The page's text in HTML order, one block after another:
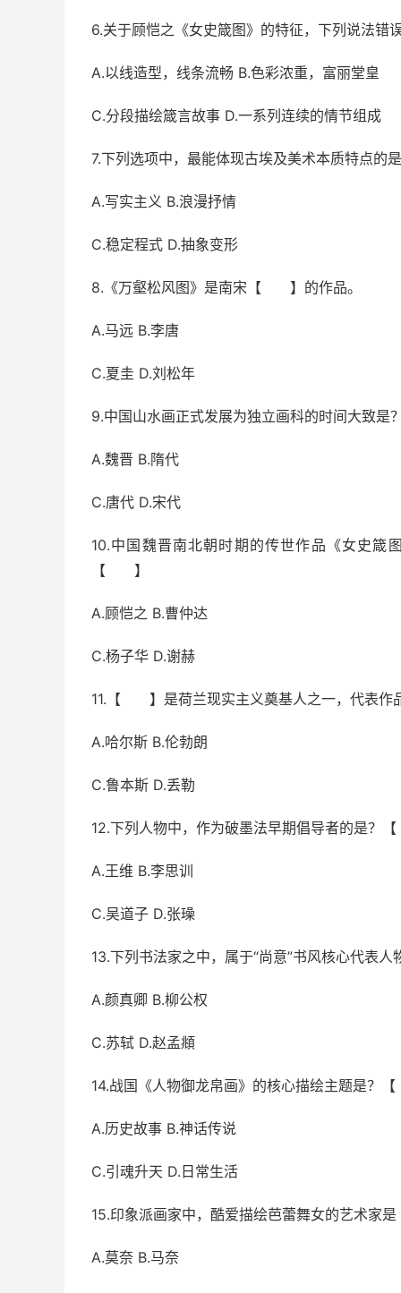
6.关于顾恺之《女史箴图》的特征，下列说法
A.以线造型，线条流畅 B.色彩浓重，富丽堂皇
C.分段描绘箴言故事 D.一系列连续的情节组成
7.下列选项中，最能体现古埃及美术本质特点
A.写实主义 B.浪漫抒情
C.稳定程式 D.抽象变形
8.《万壑松风图》是南宋【 】的作品。
A.马远 B.李唐
C.夏圭 D.刘松年
9.中国山水画正式发展为独立画科的时间大致
A.魏晋 B.隋代
C.唐代 D.宋代
10.中国魏晋南北朝时期的传世作品《女史箴
【 】
A.顾恺之 B.曹仲达
C.杨子华 D.谢赫
11.【 】是荷兰现实主义奠基人之一，代表作
A.哈尔斯 B.伦勃朗
C.鲁本斯 D.丢勒
12.下列人物中，作为破墨法早期倡导者的是？
A.王维 B.李思训
C.吴道子 D.张璪
13.下列书法家之中，属于“尚意”书风核心代表
A.颜真卿 B.柳公权
C.苏轼 D.赵孟頫
14.战国《人物御龙帛画》的核心描绘主题是？
A.历史故事 B.神话传说
C.引魂升天 D.日常生活
15.印象派画家中，酷爱描绘芭蕾舞女的艺术家
A.莫奈 B.马奈